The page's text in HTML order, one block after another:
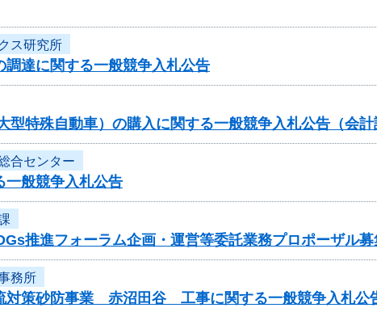
ス研究所
達に関する一般競争入札公告
型特殊自動車）の購入に関する一般競争入札公告（会計
合センター
一般競争入札公告
推進フォーラム企画・運営等委託業務プロポーザル募
務所
対策砂防事業 赤沼田谷 工事に関する一般競争入札公